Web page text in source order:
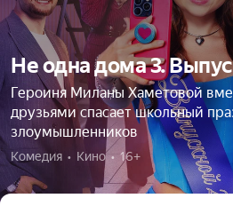
Не одна дома 3.
Героиня Миланы Хаметовой
друзьями спасает школьный
злоумышленников
Комедия  •  Кино  •  16+